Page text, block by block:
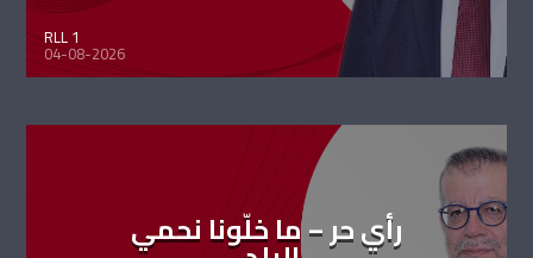
RLL 1
04-08-2026
رأي حر – ما خلّونا نحمي